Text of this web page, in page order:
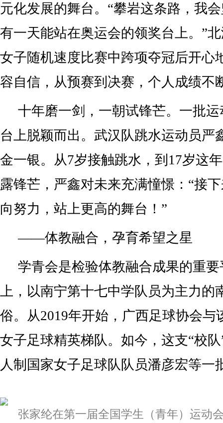
元化发展的舞台。“攀岩这条路，我
有一天能站在奥运会的领奖台上。”
女子随机速度比赛中跨项夺冠后开心
容自信，从预赛到决赛，个人成绩不
十年磨一剑，一朝试锋芒。一批
台上脱颖而出。武汉队跳水运动员严
金一银。从7岁接触跳水，到17岁这
露锋芒，严鑫对未来充满憧憬：“接
向努力，站上更高的舞台！”
——体教融合，孕育希望之星
学青会是检验体教融合成果的重
上，以南宁第十七中学队员为主力的
俗。从2019年开始，广西足球协会与
女子足球精英梯队。如今，这支“校
人制国家女子足球队队员潘彦宏等一
张家纶在第一届全国学生（青年）运动